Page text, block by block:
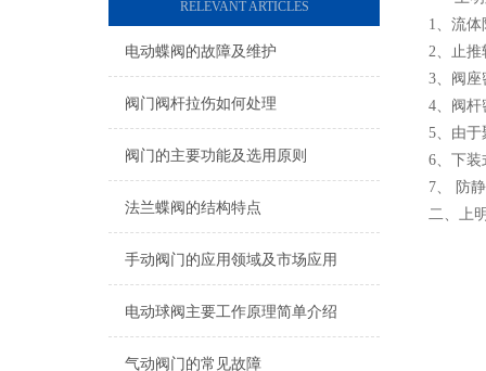
RELEVANT ARTICLES
电动蝶阀的故障及维护
阀门阀杆拉伤如何处理
阀门的主要功能及选用原则
法兰蝶阀的结构特点
手动阀门的应用领域及市场应用
电动球阀主要工作原理简单介绍
气动阀门的常见故障
1、流
2、止推
3、阀座
4、阀杆
5、由于
6、下装
7、 防
二、上